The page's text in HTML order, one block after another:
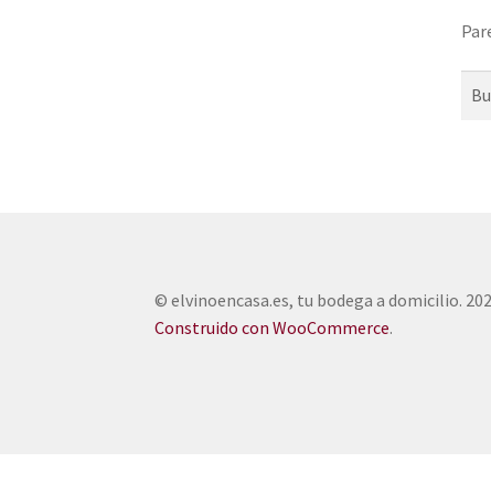
© elvinoencasa.es, tu bodega a domicilio.
Construido con WooCommerce.